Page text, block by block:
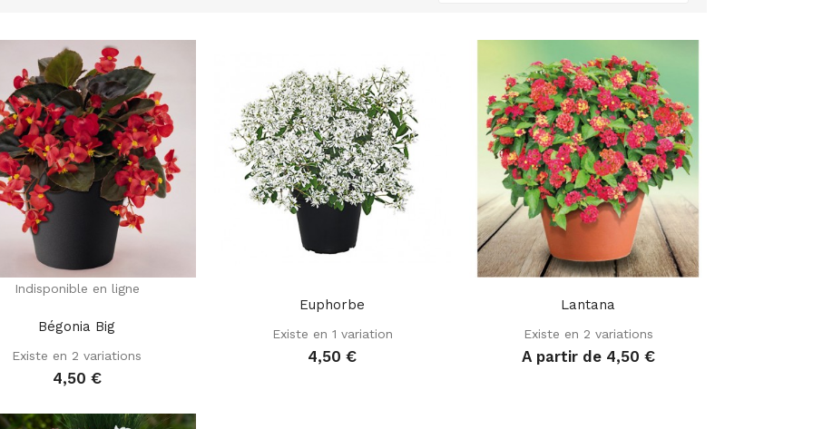
Indisponible en ligne
Bégonia Big
Existe en 2 variations
4,50 €
Euphorbe
Existe en 1 variation
4,50 €
Lantana
Existe en 2 variations
A partir de 4,50 €